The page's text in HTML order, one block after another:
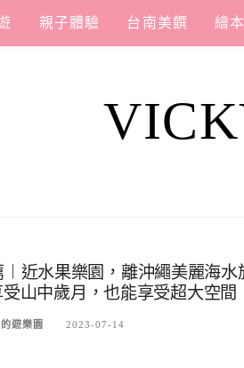
親子體驗 台南美饌 繪
近水果樂園，離沖繩美麗海
受山中歲月，也能享受超大空間
遊樂園 2023-07-14